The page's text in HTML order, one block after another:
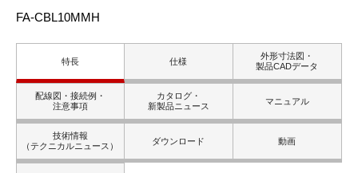
FA-CBL10MMH
特長 仕様
外形寸法図・
製品CADデータ
配線図・接続例・
注意事項
カタログ・
新製品ニュース
マニュアル
技術情報
（テクニカルニュース）
ダウンロード 動画